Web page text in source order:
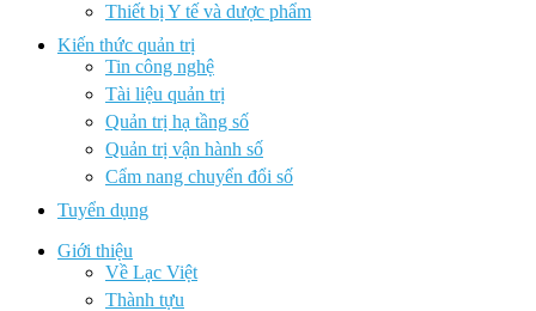
Thiết bị Y tế và dược phẩm
Kiến thức quản trị
Tin công nghệ
Tài liệu quản trị
Quản trị hạ tầng số
Quản trị vận hành số
Cẩm nang chuyển đổi số
Tuyển dụng
Giới thiệu
Về Lạc Việt
Thành tựu